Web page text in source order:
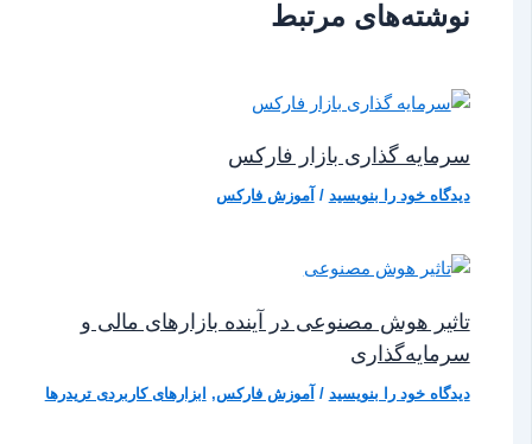
نوشته‌های مرتبط
سرمایه گذاری بازار فارکس
دیدگاه‌ خود را بنویسید /آموزش فارکس
تاثیر هوش مصنوعی در آینده بازارهای مالی و
سرمایه‌گذاری
دیدگاه‌ خود را بنویسید /آموزش فارکس,ابزارهای کاربردی تریدرها